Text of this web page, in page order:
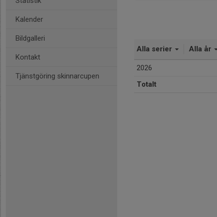
Kalender
Bildgalleri
Kontakt
Tjänstgöring skinnarcupen
Alla serier Alla år
2026
Totalt